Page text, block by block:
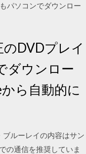
パソコンでダウンロー
DVDプレイ
ダウンロー
ら自動的に
ルーレイの内容はサン
の通信を推奨していま